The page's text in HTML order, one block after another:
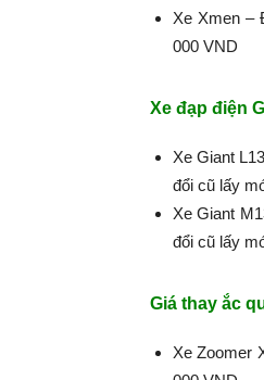
Xe Xmen –
000 VND
Xe đạp điện
Xe Giant
đổi cũ lấy
Xe Giant
đổi cũ lấy
Giá thay ắc
Xe Zoomer